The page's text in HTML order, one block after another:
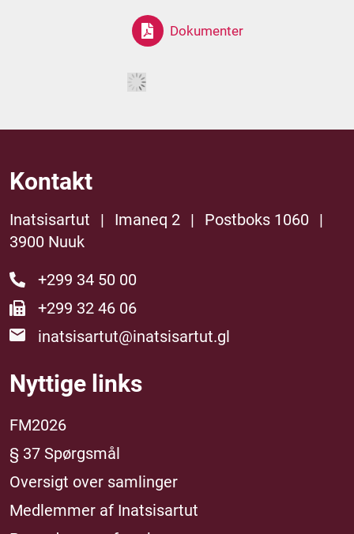
Dokumenter
Kontakt
Inatsisartut | Imaneq 2 | Postboks 1060
|
3900 Nuuk
+299 34 50 00
+299 32 46 06
inatsisartut@inatsisartut.gl
Nyttige links
FM2026
§ 37 Spørgsmål
Oversigt over samlinger
Medlemmer af Inatsisartut